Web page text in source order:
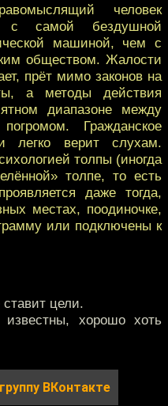
человек
с самой бездушной
машиной, чем с
обществом. Жалости
прёт мимо законов на
а методы действия
диапазоне между
Гражданское
легко верит слухам.
толпы (иногда
толпе, то есть
даже тогда,
местах, поодиночке,
или подключены к
цели.
хорошо хоть
группу ВКонтакте